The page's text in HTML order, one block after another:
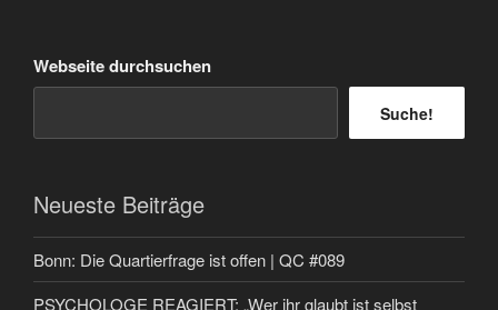
Webseite durchsuchen
Suche!
Neueste Beiträge
Bonn: Die Quartierfrage ist offen | QC #089
PSYCHOLOGE REAGIERT: „Wer ihr glaubt ist selbst